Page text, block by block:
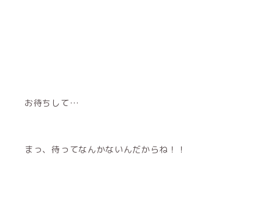
お待ちして…
まっ、待ってなんかないんだからね！！